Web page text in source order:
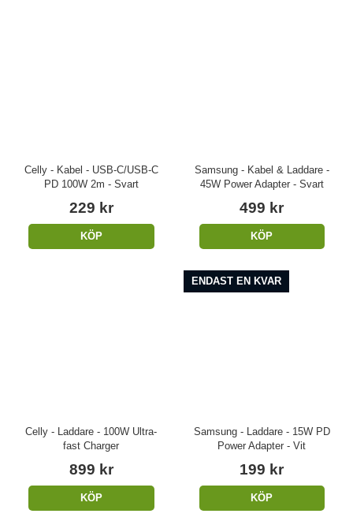
Celly - Kabel - USB-C/USB-C
PD 100W 2m - Svart
229 kr
KÖP
Samsung - Kabel & Laddare -
45W Power Adapter - Svart
499 kr
KÖP
Celly - Laddare - 100W Ultra-
fast Charger
899 kr
KÖP
ENDAST EN KVAR
Samsung - Laddare - 15W PD
Power Adapter - Vit
199 kr
KÖP